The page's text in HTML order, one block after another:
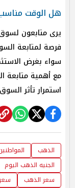
هل الوقت
يرى متابعون
فرصة لمتابعة
سواء بغرض
مع أهمية متابعة
استمرار تأثر
الذهب
الجنيه الذهب اليوم
سعر الذهب